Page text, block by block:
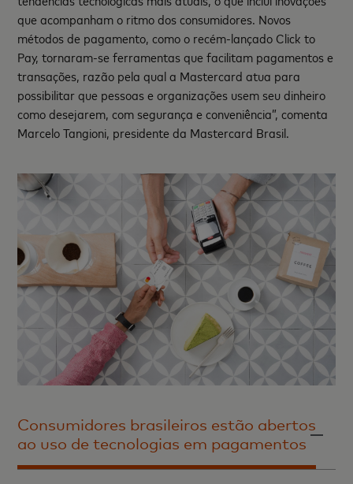
que acompanham o ritmo dos consumidores. Novos
métodos de pagamento, como o recém-lançado Click to
Pay, tornaram-se ferramentas que facilitam pagamentos e
transações, razão pela qual a Mastercard atua para
possibilitar que pessoas e organizações usem seu dinheiro
como desejarem, com segurança e conveniência”, comenta
Marcelo Tangioni, presidente da Mastercard Brasil.
Consumidores brasileiros estão abertos
ao uso de tecnologias em pagamentos